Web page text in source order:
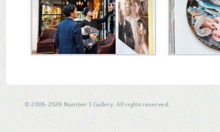
© 2006-2026 Number 1 Gallery. All rights reserved.